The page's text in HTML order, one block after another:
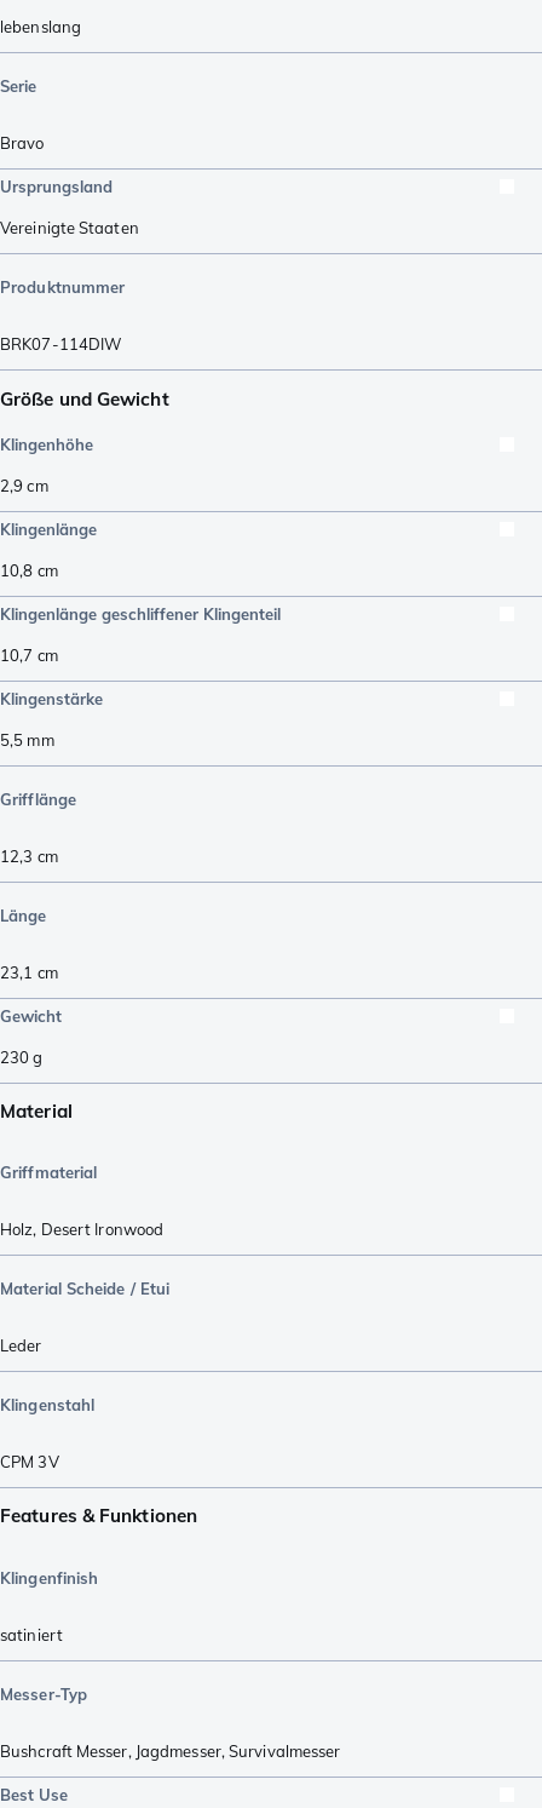
lebenslang
Serie
Bravo
Ursprungsland
Vereinigte Staaten
Produktnummer
BRK07-114DIW
Größe und Gewicht
Klingenhöhe
2,9 cm
Klingenlänge
10,8 cm
Klingenlänge geschliffener Klingenteil
10,7 cm
Klingenstärke
5,5 mm
Grifflänge
12,3 cm
Länge
23,1 cm
Gewicht
230g
Material
Griffmaterial
Holz, Desert Ironwood
Material Scheide / Etui
Leder
Klingenstahl
CPM 3V
Features & Funktionen
Klingenfinish
satiniert
Messer-Typ
Bushcraft Messer, Jagdmesser,Survivalmesser
Best Use